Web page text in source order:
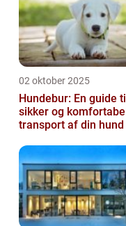
02 oktober 2025
Hundebur: En guide til
sikker og komfortabel
transport af din hund